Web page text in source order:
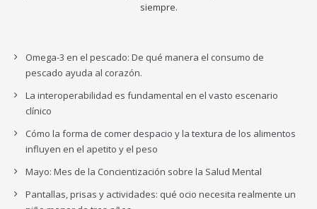
siempre.
Omega-3 en el pescado: De qué manera el consumo de
pescado ayuda al corazón.
La interoperabilidad es fundamental en el vasto escenario
clínico
Cómo la forma de comer despacio y la textura de los alimentos
influyen en el apetito y el peso
Mayo: Mes de la Concientización sobre la Salud Mental
Pantallas, prisas y actividades: qué ocio necesita realmente un